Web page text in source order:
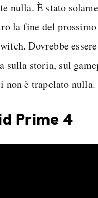
nulla. È stato
la fine del
Dovrebbe
sulla storia, sul
non è trapelato nulla.
Prime 4